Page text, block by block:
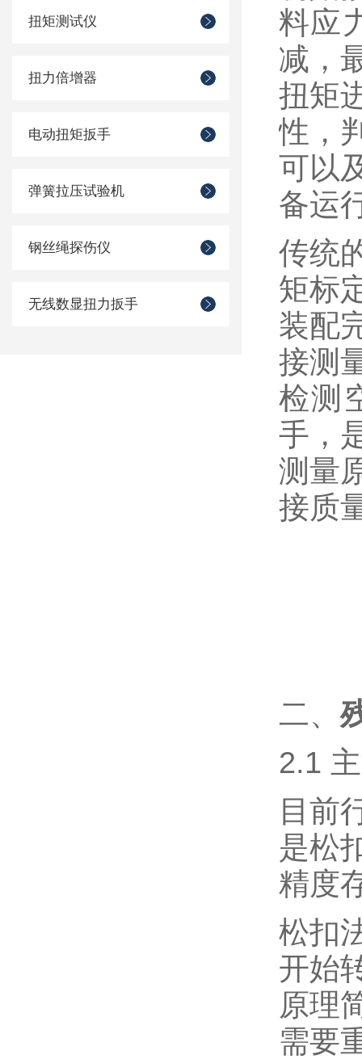
扭矩测试仪
扭力倍增器
电动扭矩扳手
弹簧拉压试验机
钢丝绳探伤仪
无线数显扭力扳手
料应
减，
扭矩
性，
可以
备运
传统
矩标
装配
接测
检测
手，
测量
接质
二、
2.1
目前
是松
精度
松扣
开始
原理
需要